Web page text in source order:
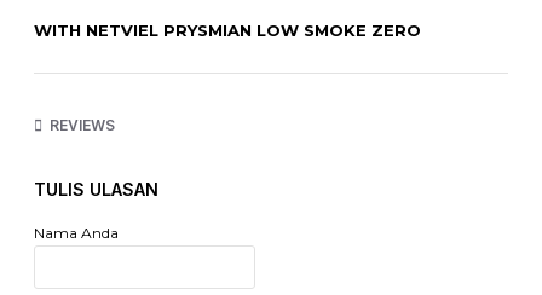
WITH NETVIEL PRYSMIAN LOW SMOKE ZERO
NB: Ukuran Patch Cord diatas 10 Meter, Harap
harga
REVIEWS
TULIS ULASAN
Nama Anda